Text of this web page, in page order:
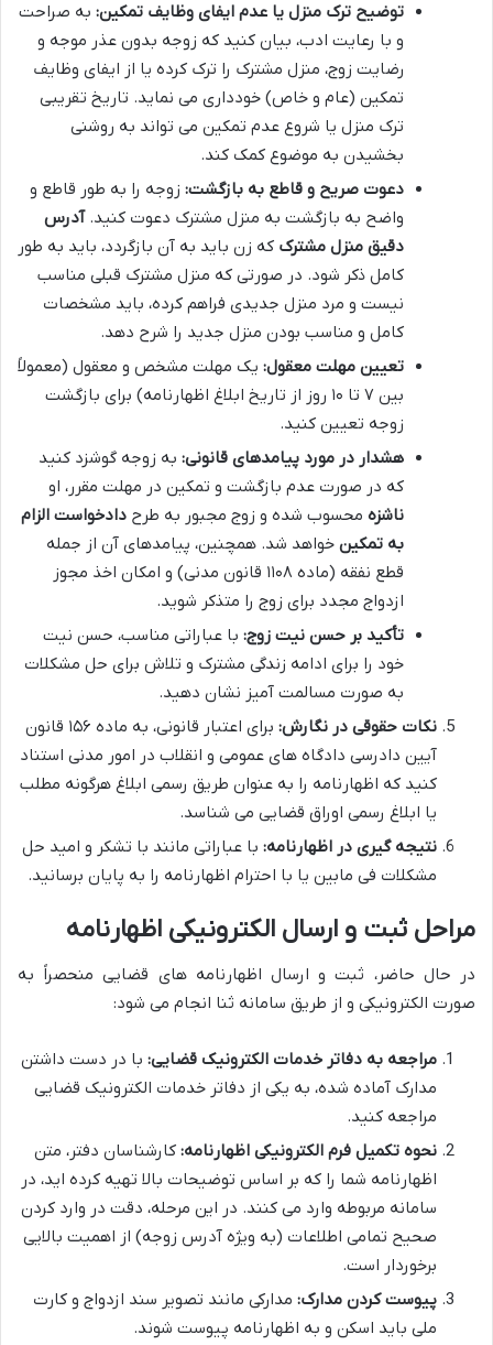
توضیح ترک منزل یا عدم ایفای وظایف تمکین: به صراحت
و با رعایت ادب، بیان کنید که زوجه بدون عذر موجه و
رضایت زوج، منزل مشترک را ترک کرده یا از ایفای وظایف
تمکین (عام و خاص) خودداری می نماید. تاریخ تقریبی
ترک منزل یا شروع عدم تمکین می تواند به روشنی
بخشیدن به موضوع کمک کند.
دعوت صریح و قاطع به بازگشت: زوجه را به طور قاطع و
واضح به بازگشت به منزل مشترک دعوت کنید.آدرس
دقیق منزل مشترک که زن باید به آن بازگردد، باید به طور
کامل ذکر شود. در صورتی که منزل مشترک قبلی مناسب
نیست و مرد منزل جدیدی فراهم کرده، باید مشخصات
کامل و مناسب بودن منزل جدید را شرح دهد.
تعیین مهلت معقول: یک مهلت مشخص و معقول (معمولاً
بین ۷ تا ۱۰ روز از تاریخ ابلاغ اظهارنامه) برای بازگشت
زوجه تعیین کنید.
هشدار در مورد پیامدهای قانونی: به زوجه گوشزد کنید
که در صورت عدم بازگشت و تمکین در مهلت مقرر، او
ناشزه محسوب شده و زوج مجبور به طرح دادخواست الزام
به تمکین خواهد شد. همچنین، پیامدهای آن از جمله
قطع نفقه (ماده ۱۱۰۸ قانون مدنی) و امکان اخذ مجوز
ازدواج مجدد برای زوج را متذکر شوید.
تأکید بر حسن نیت زوج: با عباراتی مناسب، حسن نیت
خود را برای ادامه زندگی مشترک و تلاش برای حل مشکلات
به صورت مسالمت آمیز نشان دهید.
نکات حقوقی در نگارش:
برای اعتبار قانونی، به ماده ۱۵۶ قانون
آیین دادرسی دادگاه های عمومی و انقلاب در امور مدنی استناد
کنید که اظهارنامه را به عنوان طریق رسمی ابلاغ هرگونه مطلب
یا ابلاغ رسمی اوراق قضایی می شناسد.
نتیجه گیری در اظهارنامه: با عباراتی مانند با تشکر و امید حل
مشکلات فی مابین یا با احترام اظهارنامه را به پایان برسانید.
مراحل ثبت و ارسال الکترونیکی اظهارنامه
در حال حاضر، ثبت و ارسال اظهارنامه های قضایی منحصراً به
صورت الکترونیکی و از طریق سامانه ثنا انجام می شود:
مراجعه به دفاتر خدمات الکترونیک قضایی: با در دست داشتن
مدارک آماده شده، به یکی از دفاتر خدمات الکترونیک قضایی
مراجعه کنید.
نحوه تکمیل فرم الکترونیکی اظهارنامه: کارشناسان دفتر، متن
اظهارنامه شما را که بر اساس توضیحات بالا تهیه کرده اید، در
سامانه مربوطه وارد می کنند. در این مرحله، دقت در وارد کردن
صحیح تمامی اطلاعات (به ویژه آدرس زوجه) از اهمیت بالایی
برخوردار است.
پیوست کردن مدارک: مدارکی مانند تصویر سند ازدواج و کارت
ملی باید اسکن و به اظهارنامه پیوست شوند.